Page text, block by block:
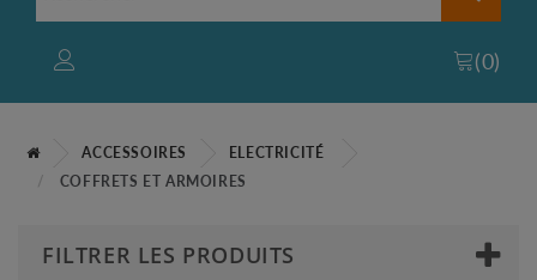
(0)
ACCESSOIRES
ELECTRICITÉ
COFFRETS ET ARMOIRES
FILTRER LES PRODUITS